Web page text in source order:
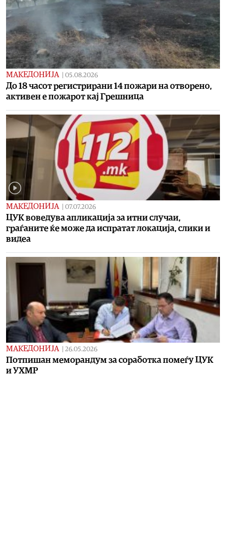
МАКЕДОНИЈА 05.08.2026
До 18 часот регистрирани 14 пожари на отворено,
активен е пожарот кај Грешница
МАКЕДОНИЈА 07.07.2026
ЦУК воведува апликација за итни случаи,
граѓаните ќе може да испратат локација, слики и
видеа
МАКЕДОНИЈА 26.05.2026
Потпишан меморандум за соработка помеѓу ЦУК
и УХМР